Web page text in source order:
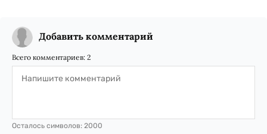
Добавить комментарий
Всего комментариев: 2
Осталось символов: 2000